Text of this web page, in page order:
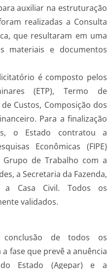
auxiliar na estruturação
realizadas a Consulta
que resultaram em uma
materiais e documentos
é composto pelos
(ETP), Termo de
Custos, Composição dos
Para a finalização
o Estado contratou a
Econômicas (FIPE)
de Trabalho com a
a Secretaria da Fazenda,
Casa Civil. Todos os
validados.
de todos os
fase que prevê a anuência
Estado (Agepar) e a